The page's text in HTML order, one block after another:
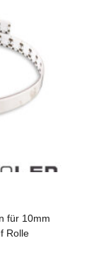
für 10mm
Rolle